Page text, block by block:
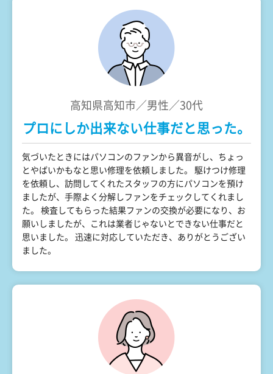
高知県高知市／男性／30代
プロにしか出来ない仕事だと思った。
気づいたときにはパソコンのファンから異音がし、ちょっ
とやばいかもなと思い修理を依頼しました。 駆けつけ修理
を依頼し、訪問してくれたスタッフの方にパソコンを預け
ましたが、手際よく分解しファンをチェックしてくれまし
た。 検査してもらった結果ファンの交換が必要になり、お
願いしましたが、これは業者じゃないとできない仕事だと
思いました。 迅速に対応していただき、ありがとうござい
ました。